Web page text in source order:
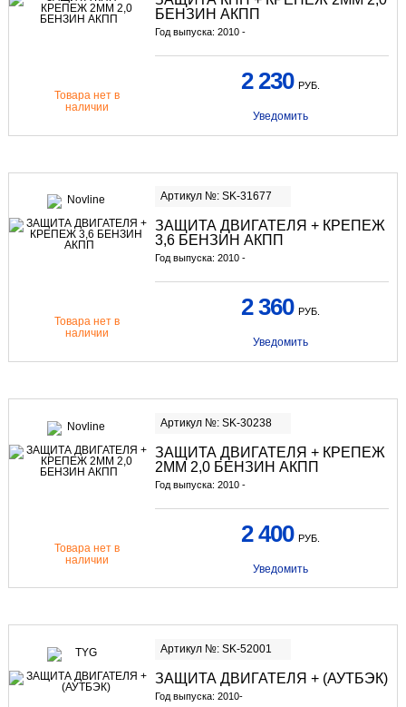
БЕНЗИН АКПП
Год выпуска: 2010 -
Товара нет в
наличии
2 230 РУБ.
Уведомить
Артикул №: SK-31677
ЗАЩИТА ДВИГАТЕЛЯ + КРЕПЕЖ
3,6 БЕНЗИН АКПП
Год выпуска: 2010 -
Товара нет в
наличии
2 360 РУБ.
Уведомить
Артикул №: SK-30238
ЗАЩИТА ДВИГАТЕЛЯ + КРЕПЕЖ
2ММ 2,0 БЕНЗИН АКПП
Год выпуска: 2010 -
Товара нет в
наличии
2 400 РУБ.
Уведомить
Артикул №: SK-52001
ЗАЩИТА ДВИГАТЕЛЯ + (АУТБЭК)
Год выпуска: 2010-